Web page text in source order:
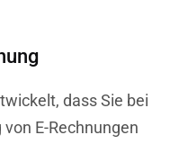
dass Sie bei
E-Rechnungen